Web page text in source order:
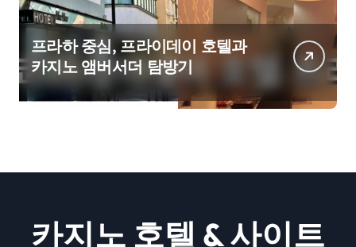
프라하 중심, 프라이데이 호텔과
카지노 앰버서더 탐방기
카지노 호텔 & 사이트